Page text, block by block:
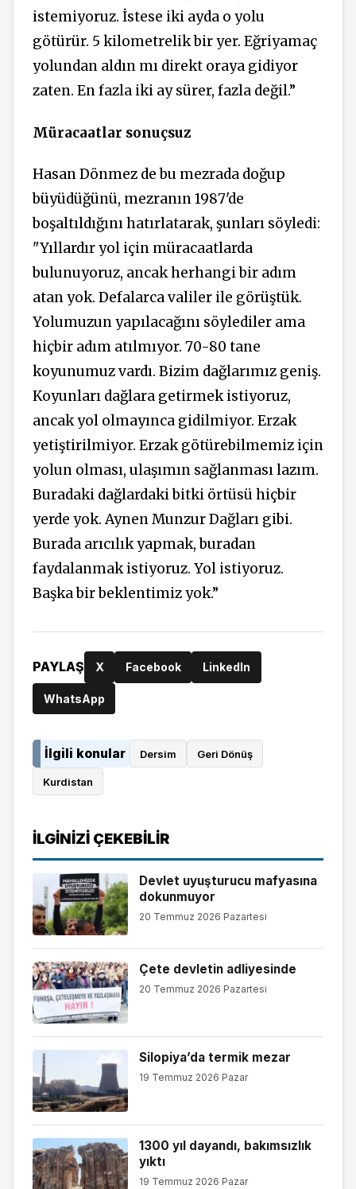
istemiyoruz. İstese iki ayda o yolu
götürür. 5 kilometrelik bir yer. Eğriyamaç
yolundan aldın mı direkt oraya gidiyor
zaten. En fazla iki ay sürer, fazla değil.”
Müracaatlar sonuçsuz
Hasan Dönmez de bu mezrada doğup
büyüdüğünü, mezranın 1987'de
boşaltıldığını hatırlatarak, şunları söyledi:
"Yıllardır yol için müracaatlarda
bulunuyoruz, ancak herhangi bir adım
atan yok. Defalarca valiler ile görüştük.
Yolumuzun yapılacağını söylediler ama
hiçbir adım atılmıyor. 70-80 tane
koyunumuz vardı. Bizim dağlarımız geniş.
Koyunları dağlara getirmek istiyoruz,
ancak yol olmayınca gidilmiyor. Erzak
yetiştirilmiyor. Erzak götürebilmemiz için
yolun olması, ulaşımın sağlanması lazım.
Buradaki dağlardaki bitki örtüsü hiçbir
yerde yok. Aynen Munzur Dağları gibi.
Burada arıcılık yapmak, buradan
faydalanmak istiyoruz. Yol istiyoruz.
Başka bir beklentimiz yok.”
PAYLAŞ X Facebook LinkedIn
WhatsApp
İlgili konular Dersim Geri Dönüş
Kurdistan
İLGINIZI ÇEKEBILIR
Devlet uyuşturucu mafyasına
dokunmuyor
20 Temmuz 2026 Pazartesi
Çete devletin adliyesinde
20 Temmuz 2026 Pazartesi
Silopiya’da termik mezar
19 Temmuz 2026 Pazar
1300 yıl dayandı, bakımsızlık
yıktı
19 Temmuz 2026 Pazar